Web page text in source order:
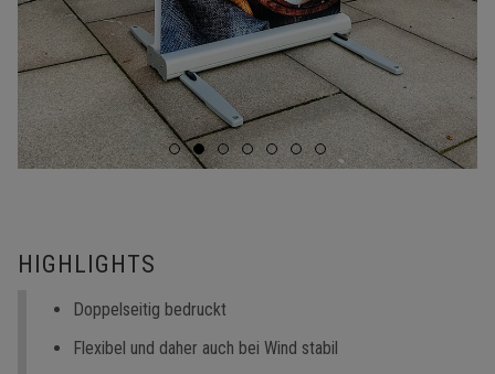
HIGHLIGHTS
Doppelseitig bedruckt
Flexibel und daher auch bei Wind stabil